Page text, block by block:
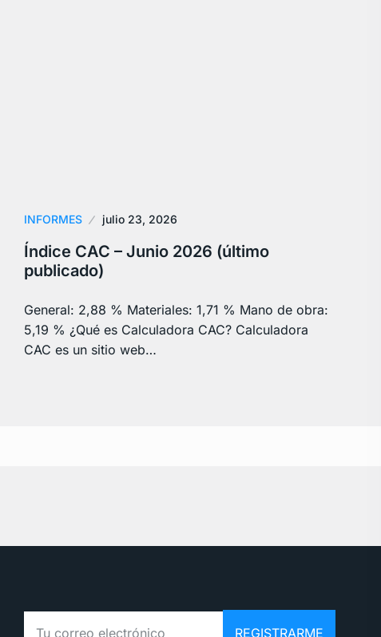
INFORMES julio 23, 2026
Índice CAC – Junio 2026 (último
publicado)
General: 2,88 % Materiales: 1,71 % Mano de obra:
5,19 % ¿Qué es Calculadora CAC? Calculadora
CAC es un sitio web…